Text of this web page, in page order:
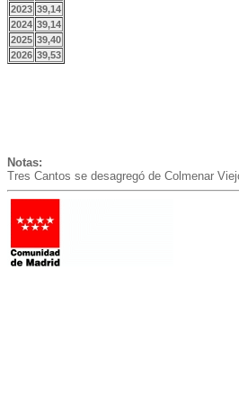
2023 39,14
2024 39,14
2025 39,40
2026 39,53
Notas:
Tres Cantos se desagregó de Colmenar